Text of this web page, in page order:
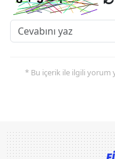
* Bu içerik ile ilgili yorum